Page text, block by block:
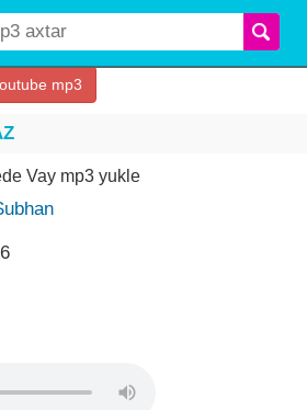
mp3
Vay mp3 yukle